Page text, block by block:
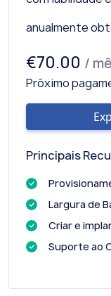
anualmente
€70.00 /
Próximo
Principais
Largura de
Criar e
Suporte ao